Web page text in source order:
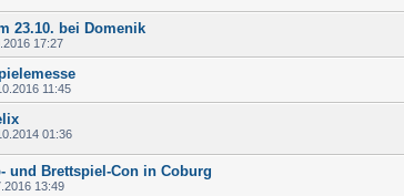
23.10. bei Domenik
17:27
11:45
01:36
und Brettspiel-Con in Coburg
13:49